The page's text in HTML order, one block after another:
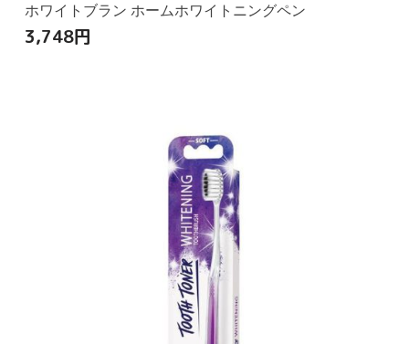
ホワイトブラン ホームホワイトニングペン
3,748円